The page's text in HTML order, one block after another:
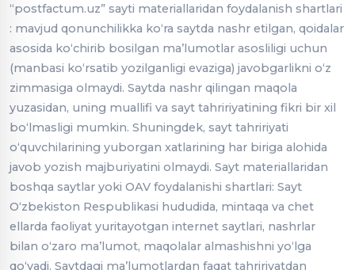
“postfactum.uz” sayti materiallaridan foydalanish shartlari
: mavjud qonunchilikka koʻra saytda nashr etilgan, qoidalar
asosida koʻchirib bosilgan maʼlumotlar asosliligi uchun
(manbasi koʻrsatib yozilganligi evaziga) javobgarlikni oʻz
zimmasiga olmaydi. Saytda nashr qilingan maqola
yuzasidan, uning muallifi va sayt tahririyatining fikri bir xil
boʻlmasligi mumkin. Shuningdek, sayt tahririyati
oʻquvchilarining yuborgan xatlarining har biriga alohida
javob yozish majburiyatini olmaydi. Sayt materiallaridan
boshqa saytlar yoki OAV foydalanishi shartlari: Sayt
Oʻzbekiston Respublikasi hududida, mintaqa va chet
ellarda faoliyat yuritayotgan internet saytlari, nashrlar
bilan oʻzaro maʼlumot, maqolalar almashishni yoʻlga
qoʻyadi. Saytdagi maʼlumotlardan faqat tahririyatdan